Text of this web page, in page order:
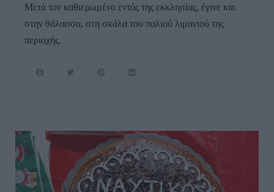
Μετά τον καθιερωμένο εντός της εκκλησίας, έγινε και
στην θάλασσα, στη σκάλα του παλιού λιμανιού της
περιοχής.